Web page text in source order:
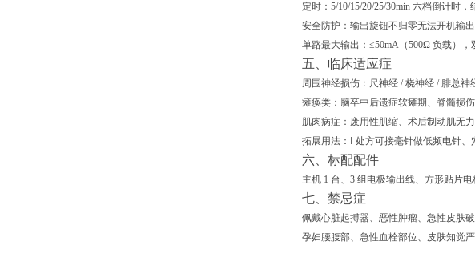
定时：5/10/15/20/25/30min 六档倒计时，
安全防护 ：输出旋钮不归零无法开机输出
单路最大输出：≤50mA（500Ω 负载）
五、临床适应症
周围神经损伤 ：尺神经 / 桡神经 / 腓总
瘫痪类 ：脑卒中后遗症软瘫期、脊髓损
肌肉病症 ：废用性肌缩、术后制动肌无
拓展用法 ：Ⅰ 处方可接毫针做低频电针
六、标配配件
主机 1 台、3 组电极输出线、方形贴片
七、禁忌症
佩戴心脏起搏器、恶性肿瘤、急性皮肤
孕妇腰腹部、急性血栓部位、皮肤知觉严